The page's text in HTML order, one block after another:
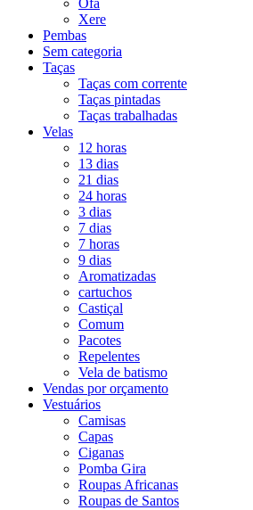
Ofá
Xere
Pembas
Sem categoria
Taças
Taças com corrente
Taças pintadas
Taças trabalhadas
Velas
12 horas
13 dias
21 dias
24 horas
3 dias
7 dias
7 horas
9 dias
Aromatizadas
cartuchos
Castiçal
Comum
Pacotes
Repelentes
Vela de batismo
Vendas por orçamento
Vestuários
Camisas
Capas
Ciganas
Pomba Gira
Roupas Africanas
Roupas de Santos